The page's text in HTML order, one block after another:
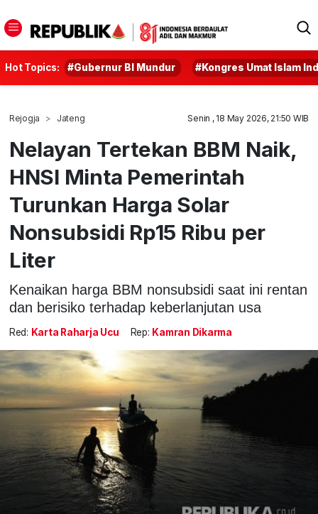
Hot Topics: #Gubernur BI Mundur #Kongres Umat Islam
Rejogja Jateng Senin , 18 May 2026, 21:50 WIB
Nelayan Tertekan BBM Naik,
HNSI Minta Pemerintah
Turunkan Harga Solar
Nonsubsidi Rp15 Ribu per
Liter
Kenaikan harga BBM nonsubsidi saat ini rentan
dan berisiko terhadap keberlanjutan usa
Red: Karta Raharja Ucu Rep: Kamran Dikarma